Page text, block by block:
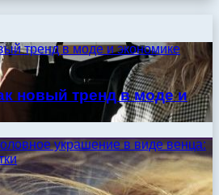
тренд в моде и экономике
новый тренд в моде и
украшение в виде венца: